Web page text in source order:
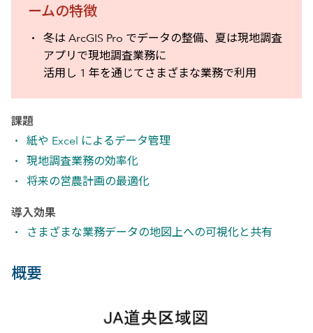
ームの特徴
冬は ArcGIS Pro でデータの整備、夏は現地調査
アプリで現地調査業務に
活用し 1 年を通じてさまざまな業務で利用
課題
紙や Excel によるデータ管理
現地調査業務の効率化
将来の営農計画の最適化
導入効果
さまざまな業務データの地図上への可視化と共有
概要